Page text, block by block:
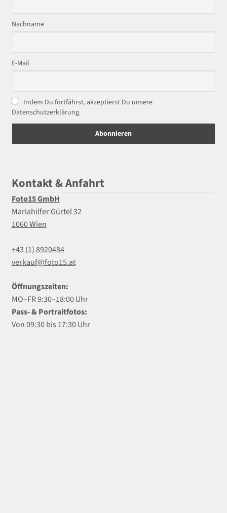
Nachname
E-Mail
Indem Du fortfährst, akzeptierst Du unsere
Datenschutzerklärung.
Kontakt & Anfahrt
Foto15 GmbH
Mariahilfer Gürtel 32
1060 Wien
+43 (1) 8920484
verkauf@foto15.at
Öffnungszeiten:
MO–FR 9:30–18:00 Uhr
Pass- & Portraitfotos:
Von 09:30 bis 17:30 Uhr